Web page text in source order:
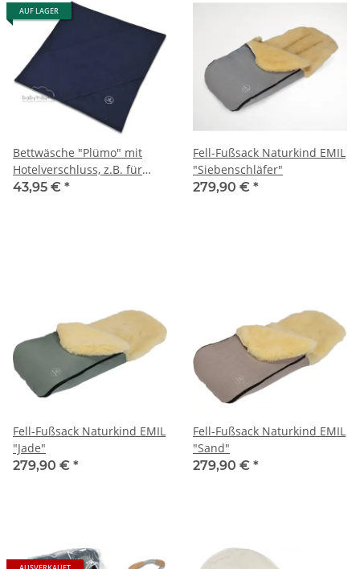
AUF LAGER
Bettwäsche "Plümo" mit
Hotelverschluss, z.B. für
Kinderwagen-Plümo, 100%
43,95 € *
Fell-Fußsack Naturkind EMIL
"Siebenschläfer"
279,90 € *
Fell-Fußsack Naturkind EMIL
"Jade"
279,90 € *
Fell-Fußsack Naturkind EMIL
"Sand"
279,90 € *